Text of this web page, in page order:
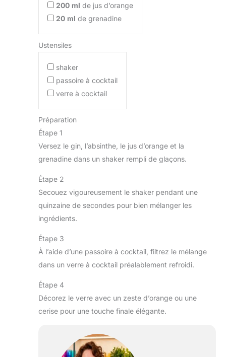
200 ml de jus d’orange
20 ml de grenadine
Ustensiles
shaker
passoire à cocktail
verre à cocktail
Préparation
Étape 1
Versez le gin, l’absinthe, le jus d’orange et la
grenadine dans un shaker rempli de glaçons.
Étape 2
Secouez vigoureusement le shaker pendant une
quinzaine de secondes pour bien mélanger les
ingrédients.
Étape 3
À l’aide d’une passoire à cocktail, filtrez le mélange
dans un verre à cocktail préalablement refroidi.
Étape 4
Décorez le verre avec un zeste d’orange ou une
cerise pour une touche finale élégante.